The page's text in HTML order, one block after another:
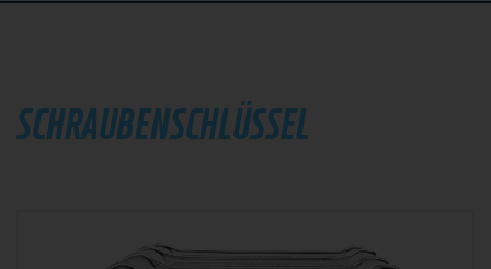
SCHRAUBENSCHLÜSSEL